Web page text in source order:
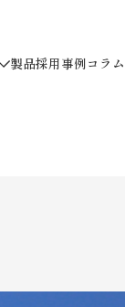
製品採用事例コラム